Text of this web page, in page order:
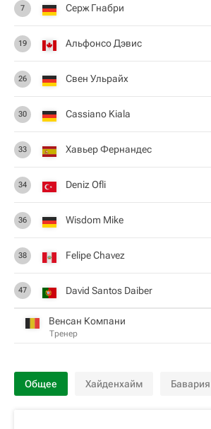
7 Серж Гнабри
19 Альфонсо Дэвис
26 Свен Ульрайх
30 Cassiano Kiala
33 Хавьер Фернандес
34 Deniz Ofli
36 Wisdom Mike
38 Felipe Chavez
47 David Santos Daiber
Венсан Компани
Тренер
Общее Хайденхайм Бавария